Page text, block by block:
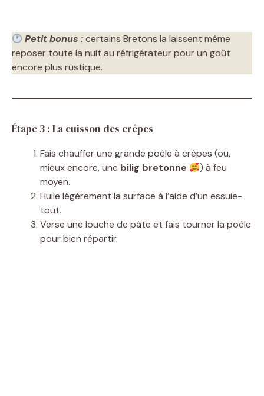
Petit bonus : certains Bretons la laissent même
reposer toute la nuit au réfrigérateur pour un goût
encore plus rustique.
Étape 3 : La cuisson des crêpes
Fais chauffer une grande poêle à crêpes (ou,
mieux encore, une bilig bretonne
) à feu
moyen.
Huile légèrement la surface à l’aide d’un essuie-
tout.
Verse une louche de pâte et fais tourner la poêle
pour bien répartir.